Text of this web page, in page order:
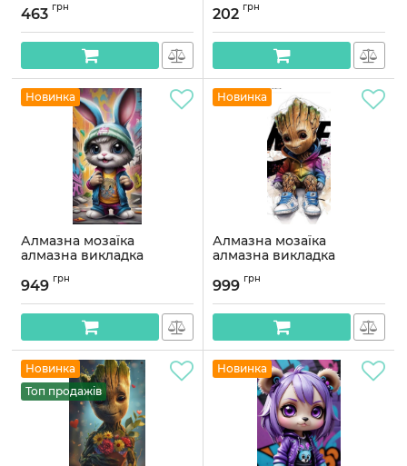
Артикул:
463 грн
Артикул:
202 грн
Новинка
Алмазна мозаїка
алмазна викладка
OG00806SB
Артикул:OG00806SB
949 грн
Новинка
Алмазна мозаїка
алмазна викладка
OG00805SB
Артикул:OG00805SB
999 грн
Новинка
Топ продажів
Новинка